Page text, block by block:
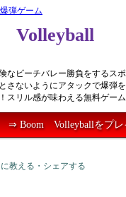
爆弾ゲーム
Volleyball
なビーチバレー勝負をするス
さないようにアタックで爆弾
スリル感が味わえる無料ゲーム
⇒ Boom Volleyballをプレ
教える・シェアする